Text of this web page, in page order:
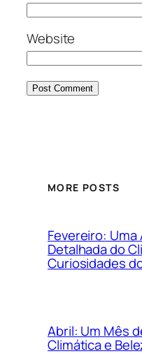
Website
MORE POSTS
Fevereiro: Uma
Detalhada do
Curiosidades
Abril: Um Mês
Climática e